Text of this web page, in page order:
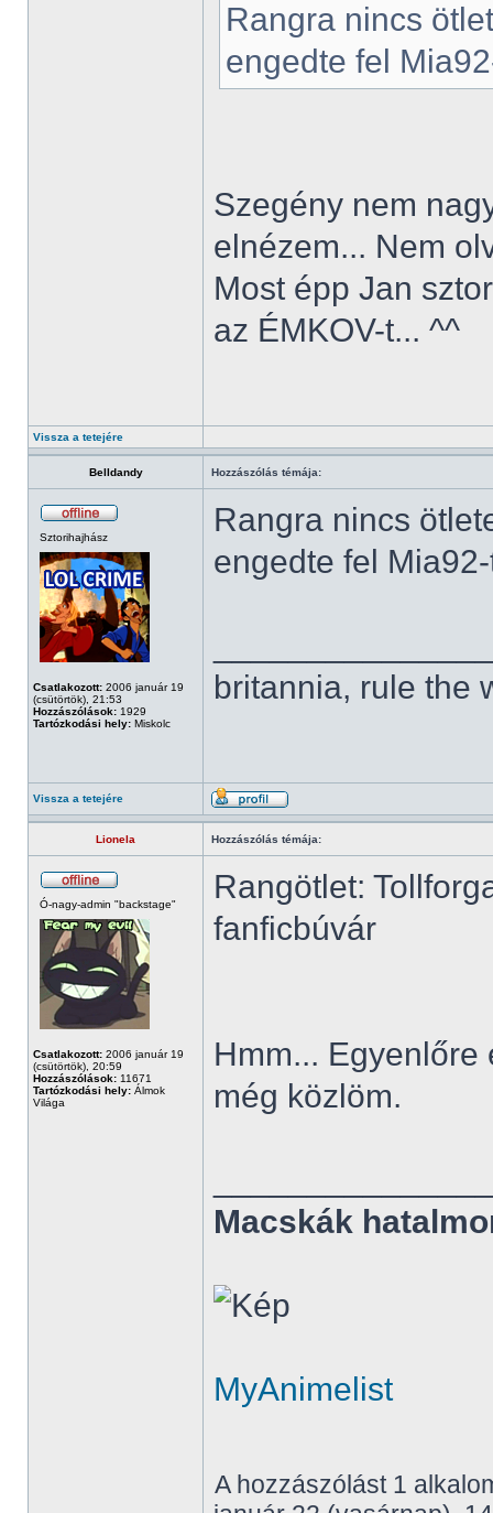
Rangra nincs
engedte fel
Szegény nem
elnézem... Nem
Most épp Jan
az ÉMKOV-t... ^^
Vissza a tetejére
Belldandy Hozzászólás témája:
Sztorihajhász
Csatlakozott: 2006 január 19
(csütörtök), 21:53
Hozzászólások: 1929
Tartózkodási hely: Miskolc
Rangra nincs
engedte fel
britannia, rule the
Vissza a tetejére
Lionela Hozzászólás témája:
Ó-nagy-admin "backstage"
Csatlakozott: 2006 január 19
(csütörtök), 20:59
Hozzászólások: 11671
Tartózkodási hely: Álmok
Világa
Rangötlet:
fanficbúvár
Hmm...
még közlöm.
Macskák
MyAnimelist
A hozzászólást 1